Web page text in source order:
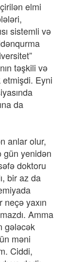
elmi
sistemli və
təşkili və
Eyni
da
anlar olur,
gün yenidən
doktoru
bir az da
yaxın
Amma
gələcək
məni
Ciddi,